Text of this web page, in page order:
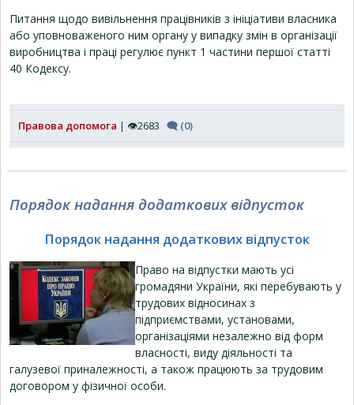
Питання щодо вивільнення працівників з ініціативи власника
або уповноваженого ним органу у випадку змін в організації
виробництва і праці регулює пункт 1 частини першої статті
40 Кодексу.
Правова допомога | 👁2683 🗨 (0)
Порядок надання додаткових відпусток
Порядок надання додаткових відпусток
Право на відпустки мають усі
громадяни України, які перебувають у
трудових відносинах з
підприємствами, установами,
організаціями незалежно від форм
власності, виду діяльності та
галузевої приналежності, а також працюють за трудовим
договором у фізичної особи.